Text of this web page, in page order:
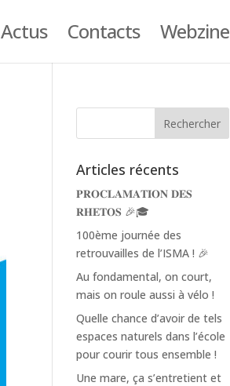
Actus Contacts Webzine
Articles récents
𝐏𝐑𝐎𝐂𝐋𝐀𝐌𝐀𝐓𝐈𝐎𝐍 𝐃𝐄𝐒
𝐑𝐇𝐄𝐓𝐎𝐒 🎉🎓
100ème journée des
retrouvailles de l’ISMA ! 🎉
Au fondamental, on court,
mais on roule aussi à vélo !
Quelle chance d’avoir de tels
espaces naturels dans l’école
pour courir tous ensemble !
Une mare, ça s’entretient et